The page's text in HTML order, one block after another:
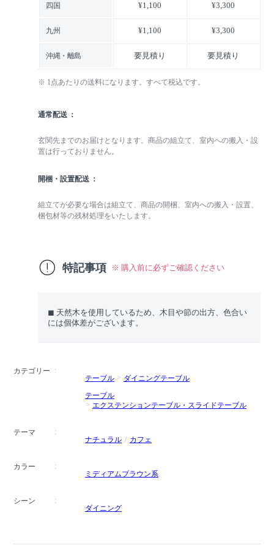
四国 ¥1,100 ¥3,300
九州 ¥1,100 ¥3,300
沖縄・離島 要見積り 要見積り
※ 1点あたりの送料になります。すべて税込です。
通常配送
玄関先までのお届けとなります。商品の組立て、室内への搬入・設
置は行っておりません。
開梱・設置配送
組立てが必要な場合は組立て、商品の開梱、室内への搬入・設置、
梱包材等の残材処理をいたします。
特記事項 ※ 購入前に必ずご確認ください
◼︎ 天然木を使用しているため、木目や節の出方、色合い
には個体差がございます。
カテゴリー
テーブル
ダイニングテーブル
テーブル
エクステンションテーブル・スライドテーブル
テーマ
ナチュラル
カフェ
カラー
ミディアムブラウン系
シーン
ダイニング